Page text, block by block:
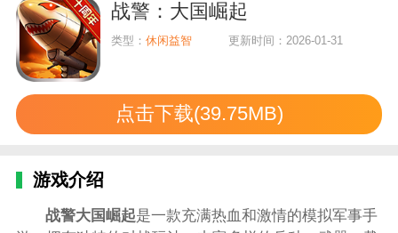
战警：大国崛起
类型：休闲益智 更新时间：2026-01-31
点击下载(39.75MB)
游戏介绍
战警大国崛起是一款充满热血和激情的模拟军事手